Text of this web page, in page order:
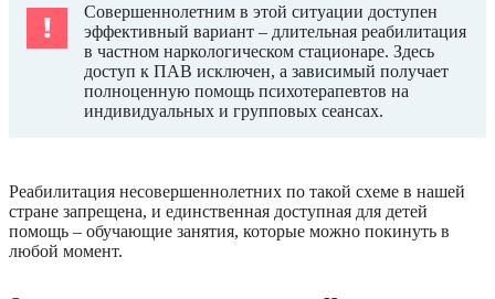
Совершеннолетним в этой ситуации доступен
эффективный вариант – длительная реабилитация
в частном наркологическом стационаре. Здесь
доступ к ПАВ исключен, а зависимый получает
полноценную помощь психотерапевтов на
индивидуальных и групповых сеансах.
Реабилитация несовершеннолетних по такой схеме в нашей
стране запрещена, и единственная доступная для детей
помощь – обучающие занятия, которые можно покинуть в
любой момент.